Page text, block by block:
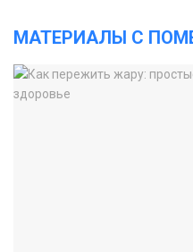
МАТЕРИАЛЫ С